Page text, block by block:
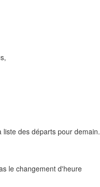
liste des départs pour demain.
le changement d'heure